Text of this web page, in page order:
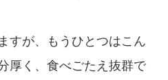
すが、もうひとつはこん
厚く、食べごたえ抜群で